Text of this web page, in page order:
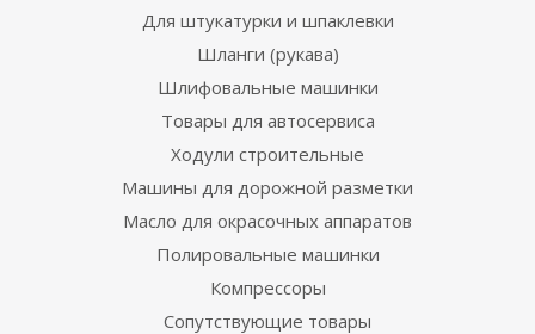
Для штукатурки и шпаклевки
Шланги (рукава)
Шлифовальные машинки
Товары для автосервиса
Ходули строительные
Машины для дорожной разметки
Масло для окрасочных аппаратов
Полировальные машинки
Компрессоры
Сопутствующие товары